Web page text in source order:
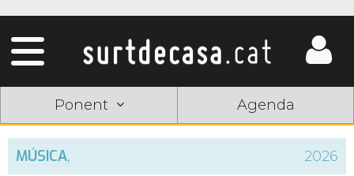
Ponent Agenda
MÚSICA, 2026